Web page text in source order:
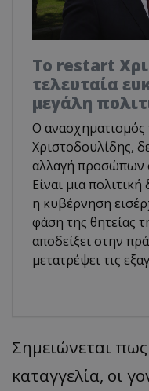
Το restart
τελευταία
μεγάλη
Ο
Χριστοδουλίδης,
αλλαγή προσώπων
Είναι μια
η κυβέρνηση
φάση της θητείας
αποδείξει στην
μετατρέψει τις
Σημειώνεται
καταγγελία, οι